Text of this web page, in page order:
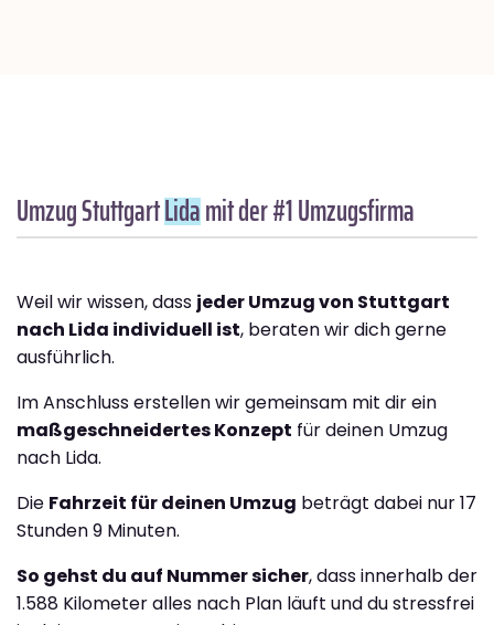
Umzug StuttgartLidamit der #1 Umzugsfirma
Weil wir wissen, dass jeder Umzug von Stuttgart
nach Lida individuell ist, beraten wir dich gerne
ausführlich.
Im Anschluss erstellen wir gemeinsam mit dir ein
maßgeschneidertes Konzept für deinen Umzug
nach Lida.
Die Fahrzeit für deinen Umzug beträgt dabei nur 17
Stunden 9 Minuten.
So gehst du auf Nummer sicher, dass innerhalb der
1.588 Kilometer alles nach Plan läuft und du stressfrei